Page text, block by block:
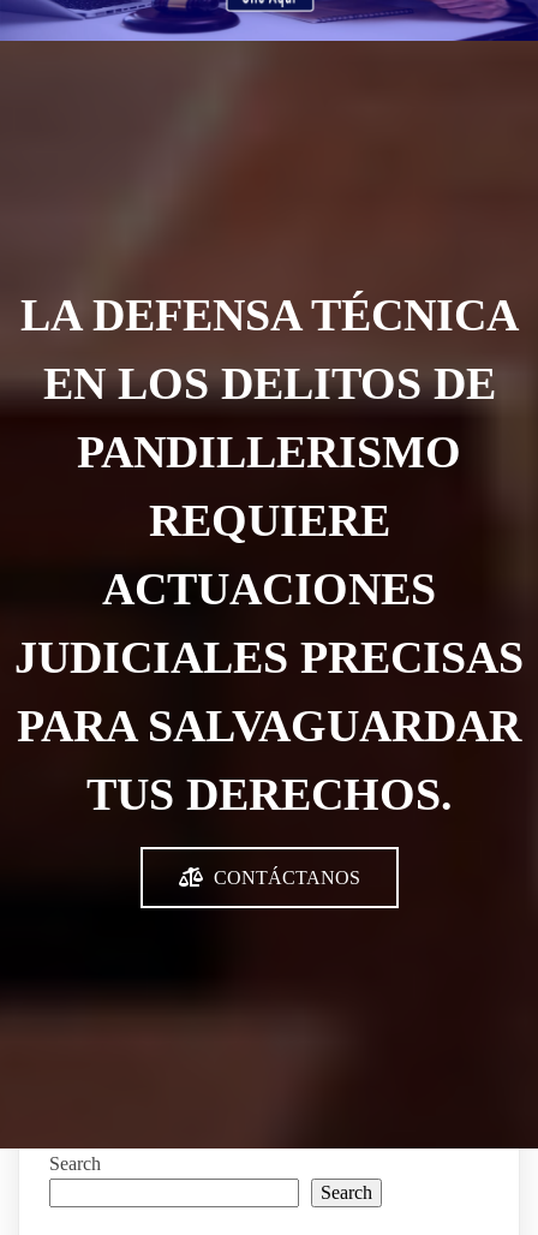
LA DEFENSA TÉCNICA
EN LOS DELITOS DE
PANDILLERISMO
REQUIERE
ACTUACIONES
JUDICIALES PRECISAS
PARA SALVAGUARDAR
TUS DERECHOS.
CONTÁCTANOS
Search
Search